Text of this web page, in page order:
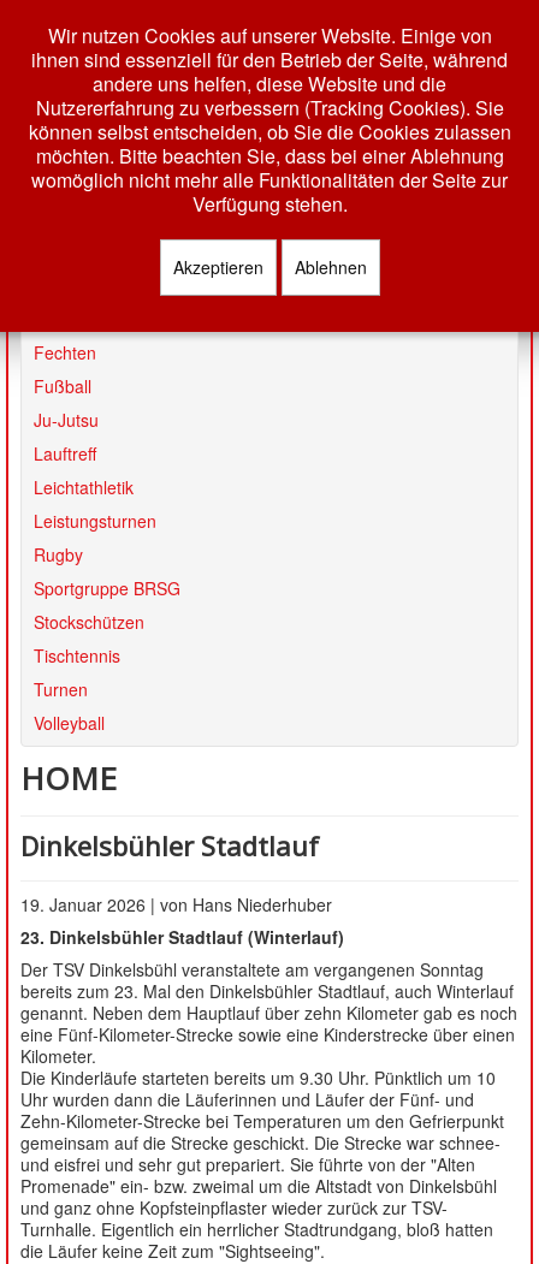
Toggle
VEREIN
GESCHÄFTSSTELLE
VORSTAND
TERMINE
SATZUNG
Fechten
Fußball
Ju-Jutsu
Lauftreff
Leichtathletik
Leistungsturnen
Rugby
Sportgruppe BRSG
Stockschützen
Tischtennis
Turnen
Volleyball
HOME
Dinkelsbühler Stadtlauf
19. Januar 2026 | von Hans Niederhuber
23. Dinkelsbühler Stadtlauf (Winterlauf)
Der TSV Dinkelsbühl veranstaltete am vergangenen Sonntag
bereits zum 23. Mal den Dinkelsbühler Stadtlauf, auch Winterlauf
genannt. Neben dem Hauptlauf über zehn Kilometer gab es noch
eine Fünf-Kilometer-Strecke sowie eine Kinderstrecke über einen
Kilometer.
Die Kinderläufe starteten bereits um 9.30 Uhr. Pünktlich um 10
Uhr wurden dann die Läuferinnen und Läufer der Fünf- und
Zehn-Kilometer-Strecke bei Temperaturen um den Gefrierpunkt
gemeinsam auf die Strecke geschickt. Die Strecke war schnee-
und eisfrei und sehr gut prepariert. Sie führte von der "Alten
Promenade" ein- bzw. zweimal um die Altstadt von Dinkelsbühl
und ganz ohne Kopfsteinpflaster wieder zurück zur TSV-
Turnhalle. Eigentlich ein herrlicher Stadtrundgang, bloß hatten
die Läufer keine Zeit zum "Sightseeing".
Wir nutzen Cookies auf unserer Website. Einige von
ihnen sind essenziell für den Betrieb der Seite, während
andere uns helfen, diese Website und die
Nutzererfahrung zu verbessern (Tracking Cookies). Sie
können selbst entscheiden, ob Sie die Cookies zulassen
möchten. Bitte beachten Sie, dass bei einer Ablehnung
womöglich nicht mehr alle Funktionalitäten der Seite zur
Verfügung stehen.
Akzeptieren Ablehnen